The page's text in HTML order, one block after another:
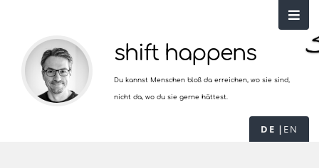
shift happens
Du kannst Menschen bloß da erreichen, wo sie sind,
nicht da, wo du sie gerne hättest.
DE EN